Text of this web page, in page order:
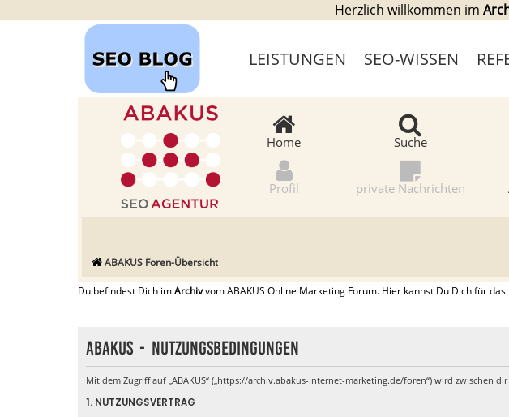
Herzlich willkommen im
LEISTUNGEN SEO-WISSEN
Home
Profil
Suche
private Nachrichten
ABAKUS Foren-Übersicht
Du befindest Dich imArchivvom ABAKUS Online Marketing Forum. Hier kannst Du Dich für
ABAKUS - Nutzungsbedingungen
Mit dem Zugriff auf „ABAKUS“ („https://archiv.abakus-internet-marketing.de/foren“) wird zwischen
1. NUTZUNGSVERTRAG